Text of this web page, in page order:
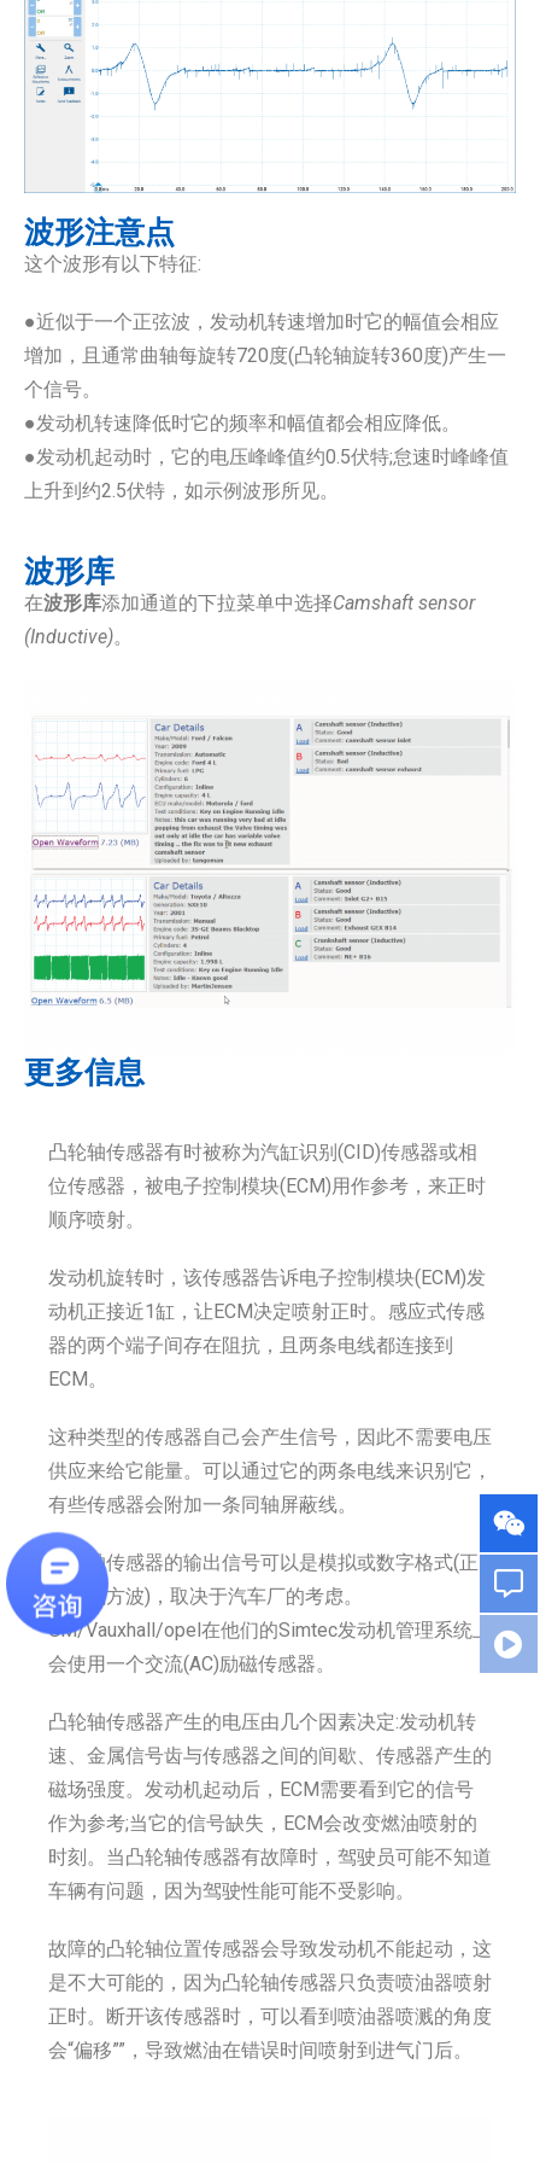
波形注意点
这个波形有以下特征:
●近似于一个正弦波，发动机转速增加时它的幅值会相应
增加，且通常曲轴每旋转720度(凸轮轴旋转360度)产生一
个信号。
●发动机转速降低时它的频率和幅值都会相应降低。
●发动机起动时，它的电压峰峰值约0.5伏特;怠速时峰峰值
上升到约2.5伏特，如示例波形所见。
波形库
在波形库添加通道的下拉菜单中选择Camshaft sensor
(Inductive)。
更多信息
凸轮轴传感器有时被称为汽缸识别(CID)传感器或相
位传感器，被电子控制模块(ECM)用作参考，来正时
顺序喷射。
发动机旋转时，该传感器告诉电子控制模块(ECM)发
动机正接近1缸，让ECM决定喷射正时。感应式传感
器的两个端子间存在阻抗，且两条电线都连接到
ECM。
这种类型的传感器自己会产生信号，因此不需要电压
供应来给它能量。可以通过它的两条电线来识别它，
有些传感器会附加一条同轴屏蔽线。
凸轮轴传感器的输出信号可以是模拟或数字格式(正
弦波或方波)，取决于汽车厂的考虑。
GM/Vauxhall/opel在他们的Simtec发动机管理系统上
会使用一个交流(AC)励磁传感器。
凸轮轴传感器产生的电压由几个因素决定:发动机转
速、金属信号齿与传感器之间的间歇、传感器产生的
磁场强度。发动机起动后，ECM需要看到它的信号
作为参考;当它的信号缺失，ECM会改变燃油喷射的
时刻。当凸轮轴传感器有故障时，驾驶员可能不知道
车辆有问题，因为驾驶性能可能不受影响。
故障的凸轮轴位置传感器会导致发动机不能起动，这
是不大可能的，因为凸轮轴传感器只负责喷油器喷射
正时。断开该传感器时，可以看到喷油器喷溅的角度
会“偏移””，导致燃油在错误时间喷射到进气门后。